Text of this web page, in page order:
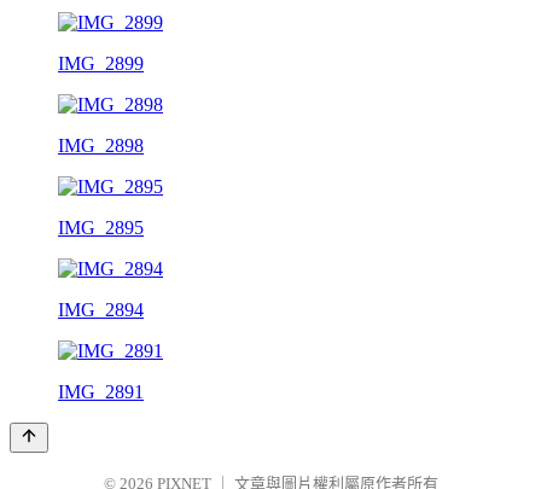
IMG_2899
IMG_2898
IMG_2895
IMG_2894
IMG_2891
© 2026 PIXNET 文章與圖片權利屬原作者所有